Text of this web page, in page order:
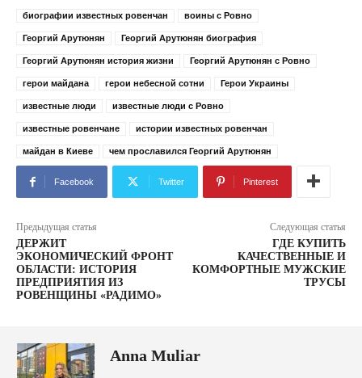
биографии известных ровенчан воины с Ровно
Георгий Арутюнян Георгий Арутюнян биография
Георгий Арутюнян история жизни Георгий Арутюнян с Ровно
герои майдана герои небесной сотни Герои Украины
известные люди известные люди с Ровно
известные ровенчане истории известных ровенчан
майдан в Киеве чем прославился Георгий Арутюнян
Facebook Twitter Pinterest
Предыдущая статья
ДЕРЖИТ
ЭКОНОМИЧЕСКИЙ ФРОНТ
ОБЛАСТИ: ИСТОРИЯ
ПРЕДПРИЯТИЯ ИЗ
РОВЕНЩИНЫ «РАДИМО»
Следующая статья
ГДЕ КУПИТЬ
КАЧЕСТВЕННЫЕ И
КОМФОРТНЫЕ МУЖСКИЕ
ТРУСЫ
Anna Muliar